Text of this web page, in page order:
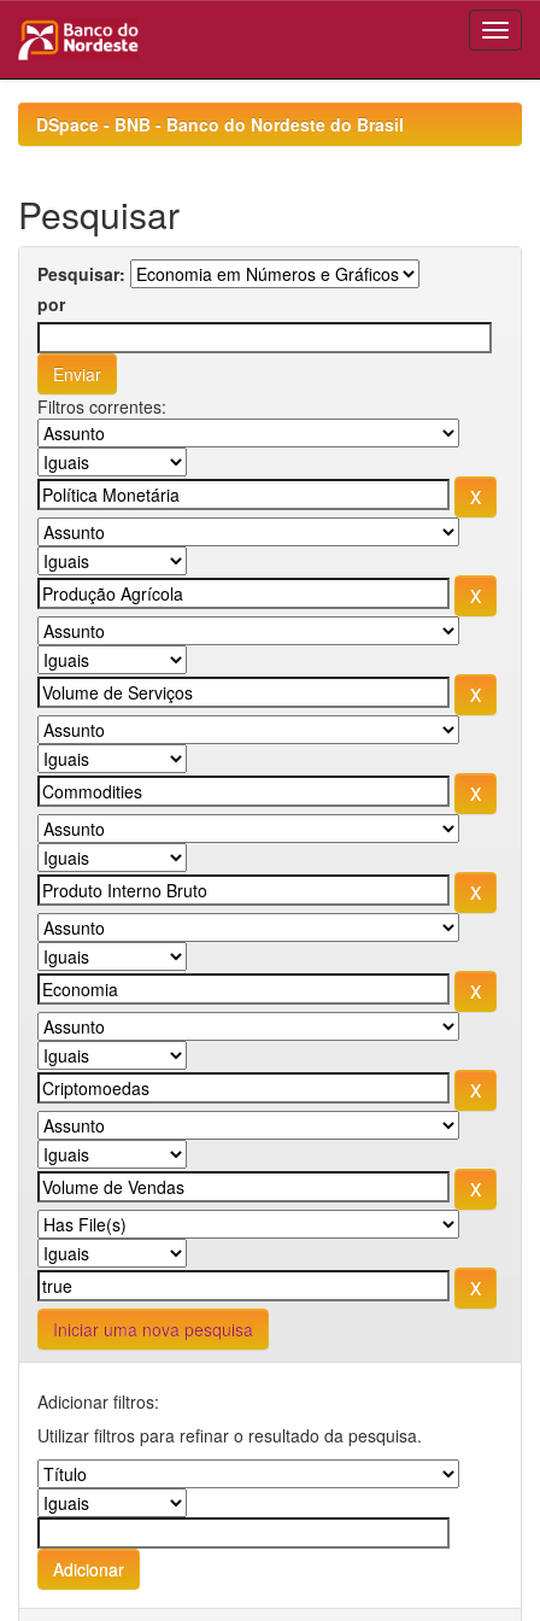
navigationDSpace - BNB - Banco do Nordeste do Brasil
Pesquisar
Pesquisar:
por
Filtros correntes:
Iniciar uma nova pesquisa
Adicionar filtros:
Utilizar filtros para refinar o resultado da pesquisa.